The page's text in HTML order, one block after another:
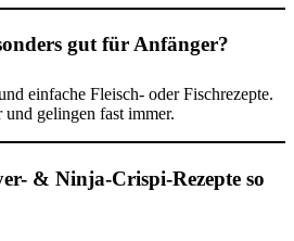
gut für Anfänger?
einfache Fleisch- oder Fischrezepte.
gelingen fast immer.
& Ninja-Crispi-Rezepte so